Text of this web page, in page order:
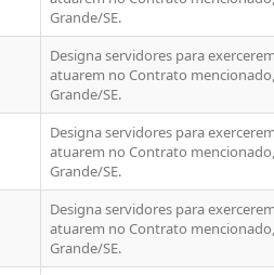
Grande/SE.
Designa servidores para
atuarem no Contrato
Grande/SE.
Designa servidores para
atuarem no Contrato
Grande/SE.
Designa servidores para
atuarem no Contrato
Grande/SE.